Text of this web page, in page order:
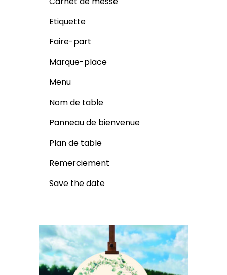
Etiquette
Faire-part
Marque-place
Menu
Nom de table
Panneau de bienvenue
Plan de table
Remerciement
Save the date